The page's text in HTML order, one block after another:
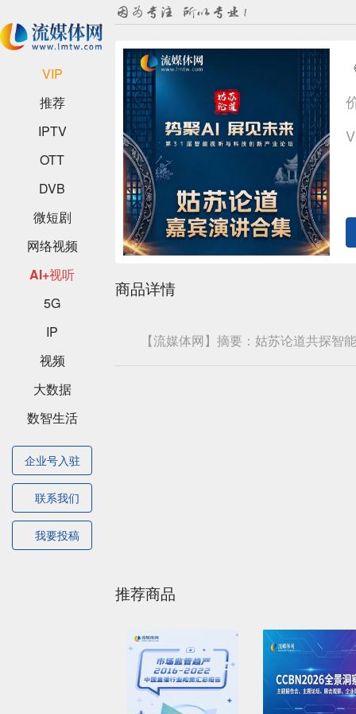
VIP
推荐
IPTV
OTT
DVB
微短剧
网络视频
AI+视听
5G
IP
视频
大数据
数智生活
企业号入驻
联系我们
我要投稿
商品详情
【流媒体网】摘要：姑苏论道共探智
推荐商品